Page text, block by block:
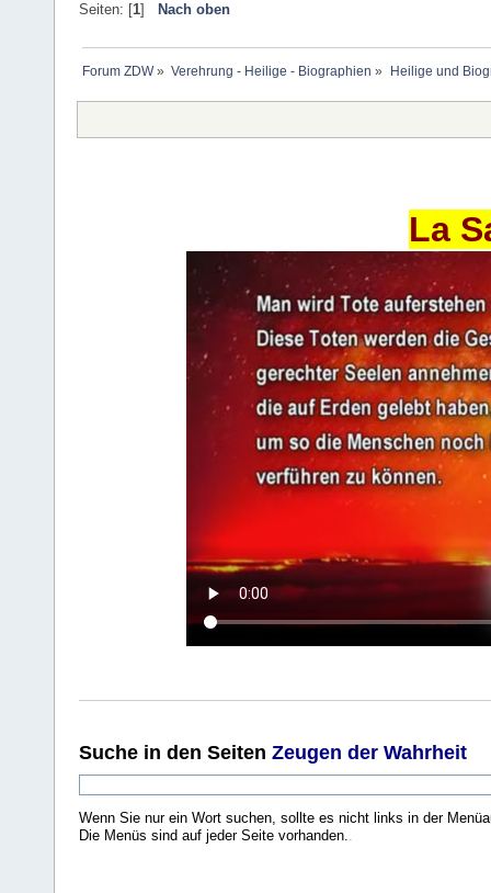
Seiten: [1] Nach oben
Forum ZDW» Verehrung - Heilige - Biographien » Heilige und
La
Suche in den Seiten Zeugen der Wahrheit
Wenn Sie nur ein Wort suchen, sollte es nicht links in der
Die Menüs sind auf jeder Seite vorhanden..